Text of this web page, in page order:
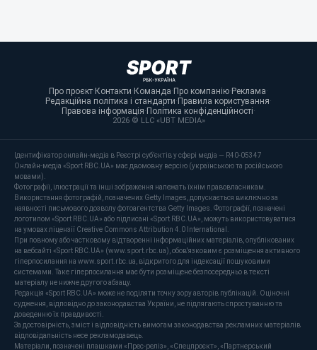
Про проєкт·Контакти·Команда·Про компанію·Реклама·
Редакційна політика і стандарти·Правила користування·
Правова інформація·Політика конфіденційності·
2026 © LLC «UBT MEDIA»
Ідентифікатор онлайн-медіа в Реєстрі суб’єктів у сфері медіа — R40-05347
Онлайн-медіа «Sport RBC.UA» має двомовну версію (українською та російською
мовами).
Фотографії, ілюстрації та інші зображення належать їхнім правовласникам.
Використання фотографій, позначених Getty Images, допускається виключно за
наявності письмового дозволу фотоагентства Getty Images. Фотографії, позначені
логотипом «Sport RBC.UA» або підписані «Sport RBC.UA», можуть використовуватися
на умовах ліцензії Creative Commons Attribution 4.0 International.
При повному або частковому відтворенні інформаційних матеріалів, опублікованих
на вебсайті «Sport RBC.UA» (www.sport.rbc.ua), обов'язковим є розміщення активного
гіперпосилання на www.sport.rbc.ua, відкритого для індексації пошуковими
системами. Таке гіперпосилання має бути розміщене безпосередньо в тексті
матеріалу не нижче другого абзацу.
Редакція «Sport RBC.UA» може не поділяти точку зору авторів публікацій. Оціночні
судження, відповідно до законодавства України, не підлягають спростуванню та
доведенню їх правдивості.
За достовірність, зміст і відповідність вимогам законодавства рекламних матеріалів
відповідальність несе рекламодавець.
Матеріали, позначені плашками «Прес-реліз», «Спецпроєкт», «Партнерський